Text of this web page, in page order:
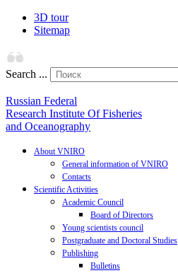
3D tour
Sitemap
Search ...
Russian Federal
Research Institute Of Fisheries
and Oceanography
About VNIRO
General information of VNIRO
Contacts
Scientific Activities
Academic Council
Board of Directors
Young scientists council
Postgraduate and Doctoral Studies
Publishing
Bulletins